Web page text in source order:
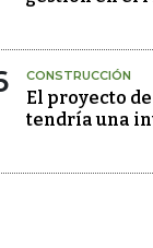
CONSTRUCCIÓN
El proyecto
tendría una